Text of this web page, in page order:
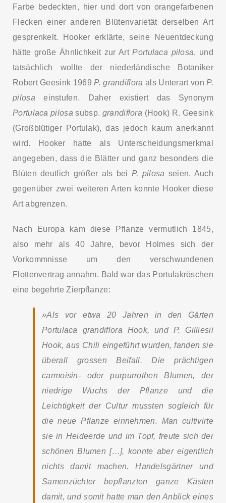
Farbe bedeckten, hier und dort von orangefarbenen
Flecken einer anderen Blütenvarietät derselben Art
gesprenkelt. Hooker erklärte, seine Neuentdeckung
hätte große Ähnlichkeit zur ArtPortulaca pilosa, und
tatsächlich wollte der niederländische Botaniker
Robert Geesink 1969P. grandiflora als Unterart vonP.
pilosa einstufen. Daher existiert das Synonym
Portulaca pilosa subsp. grandiflora (Hook) R. Geesink
(Großblütiger Portulak), das jedoch kaum anerkannt
wird. Hooker hatte als Unterscheidungsmerkmal
angegeben, dass die Blätter und ganz besonders die
Blüten deutlich größer als bei P. pilosa seien. Auch
gegenüber zwei weiteren Arten konnte Hooker diese
Art abgrenzen.
Nach Europa kam diese Pflanze vermutlich 1845,
also mehr als 40 Jahre, bevor Holmes sich der
Vorkommnisse um den verschwundenen
Flottenvertrag annahm. Bald war das Portulakröschen
eine begehrte Zierpflanze:
»Als vor etwa 20 Jahren in den Gärten
Portulaca grandiflora Hook, und P. Gilliesii
Hook, aus Chili eingeführt wurden, fanden sie
überall grossen Beifall. Die prächtigen
carmoisin- oder purpurrothen Blumen, der
niedrige Wuchs der Pflanze und die
Leichtigkeit der Cultur mussten sogleich für
die neue Pflanze einnehmen. Man cultivirte
sie in Heideerde und im Topf, freute sich der
schönen Blumen […], konnte aber eigentlich
nichts damit machen. Handelsgärtner und
Samenzüchter bepflanzten ganze Kästen
damit, und somit hatte man den Anblick eines